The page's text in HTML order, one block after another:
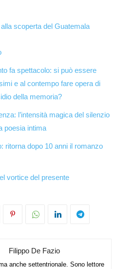
scoperta del Guatemala
fa spettacolo: si può essere
e al contempo fare opera di
della memoria?
l’intensità magica del silenzio
poesia intima
ritorna dopo 10 anni il romanzo
vortice del presente
Filippo De Fazio
anche settentrionale. Sono lettore